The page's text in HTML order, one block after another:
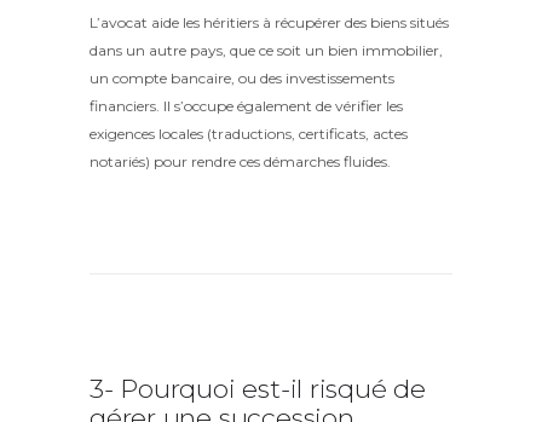
L’avocat aide les héritiers à récupérer des biens situés
dans un autre pays, que ce soit un bien immobilier,
un compte bancaire, ou des investissements
financiers. Il s’occupe également de vérifier les
exigences locales (traductions, certificats, actes
notariés) pour rendre ces démarches fluides.
3- Pourquoi est-il risqué de